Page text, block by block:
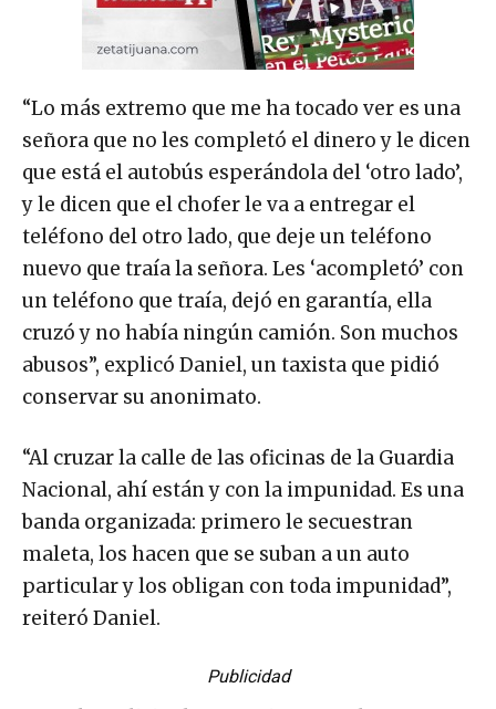
“Lo más extremo que me ha tocado ver es una
señora que no les completó el dinero y le dicen
que está el autobús esperándola del ‘otro lado’,
y le dicen que el chofer le va a entregar el
teléfono del otro lado, que deje un teléfono
nuevo que traía la señora. Les ‘acompletó’ con
un teléfono que traía, dejó en garantía, ella
cruzó y no había ningún camión. Son muchos
abusos”, explicó Daniel, un taxista que pidió
conservar su anonimato.
“Al cruzar la calle de las oficinas de la Guardia
Nacional, ahí están y con la impunidad. Es una
banda organizada: primero le secuestran
maleta, los hacen que se suban a un auto
particular y los obligan con toda impunidad”,
reiteró Daniel.
Publicidad